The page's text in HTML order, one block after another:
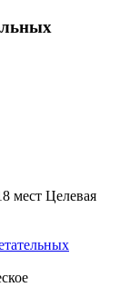
мест Целевая